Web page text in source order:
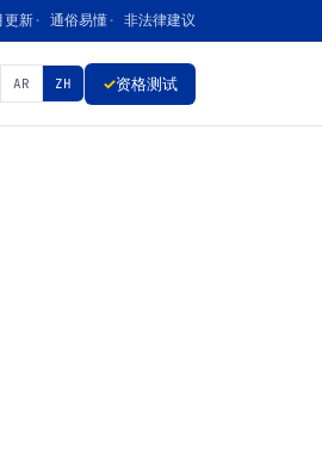
更新 通俗易懂 非法律建议
AR ZH ✓资格测试